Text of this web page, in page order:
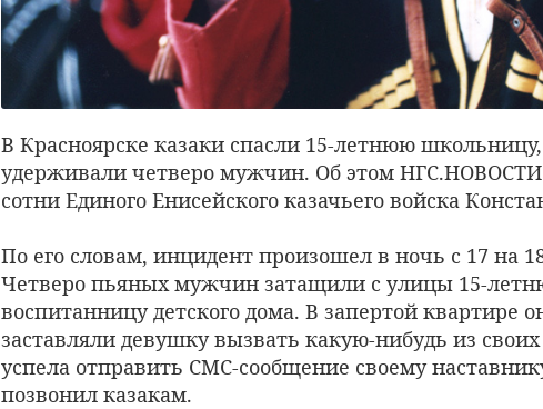
В Красноярске казаки спасли 15-летнюю
удерживали четверо мужчин. Об этом
сотни Единого Енисейского казачьего войска
По его словам, инцидент произошел в ночь с 17 на
Четверо пьяных мужчин затащили с улицы 15-
воспитанницу детского дома. В запертой квартире
заставляли девушку вызвать какую-нибудь из
успела отправить СМС-сообщение своему
позвонил казакам.